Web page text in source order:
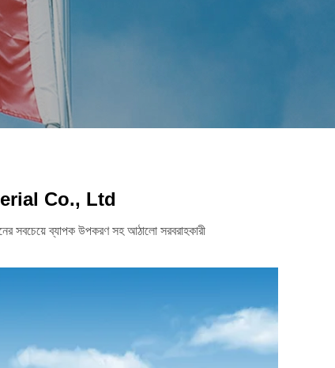
Co., Ltd
সবচেয়ে ব্যাপক উপকরণ সহ আঠালো সরবরাহকারী